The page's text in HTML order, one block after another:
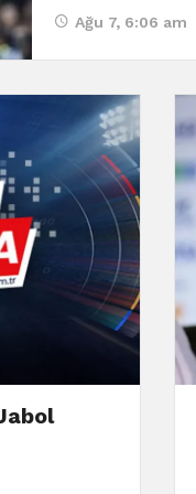
Ağu 7, 6:06 am